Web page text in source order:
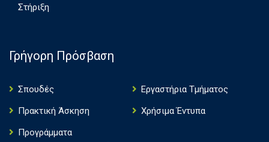
Στήριξη
Γρήγορη Πρόσβαση
Σπουδές
Εργαστήρια Τμήματος
Πρακτική Άσκηση
Χρήσιμα Έντυπα
Πρoγράμματα